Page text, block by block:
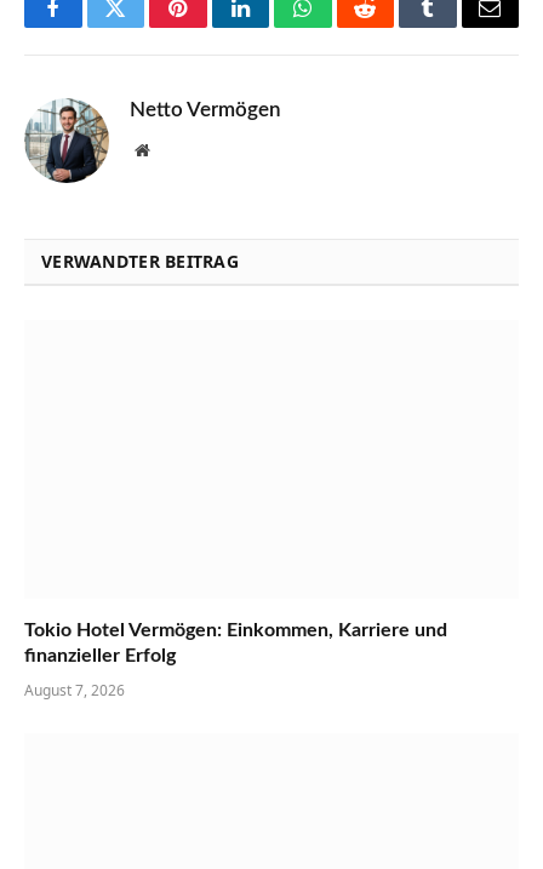
FacebookTwitterPinterestLinkedInWhatsAppRedditTumblrEmail
Netto Vermögen
Website
VERWANDTER BEITRAG
Tokio Hotel Vermögen: Einkommen, Karriere und
finanzieller Erfolg
August 7, 2026